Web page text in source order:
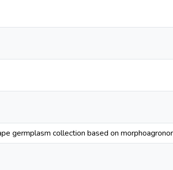
germplasm collection based on